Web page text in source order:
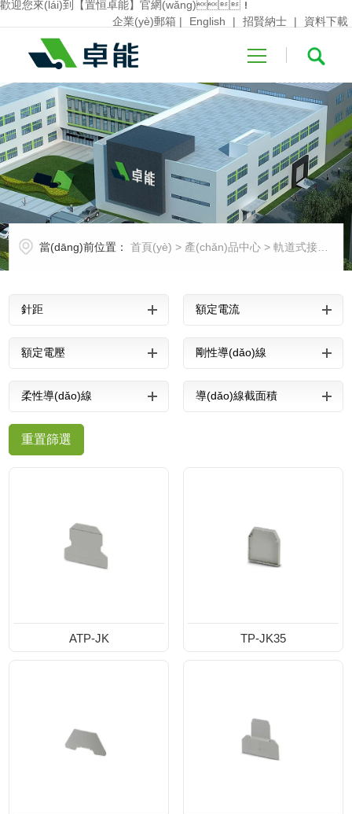
歡迎您來(lái)到【置恒卓能】官網(wǎng)！
企業(yè)郵箱 | English | 招賢納士 | 資料下載
首頁(yè)
關(guān)于卓
(yīng)用
新聞中心
當(dāng)前位置： 首頁(yè) > 產(chǎn)品中心 >軌道式接線端子系列
針距 額定電流
額定電壓 剛性導(dǎo)線
柔性導(dǎo)線 導(dǎo)線截面積
重置篩選
ATP-JK TP-JK35